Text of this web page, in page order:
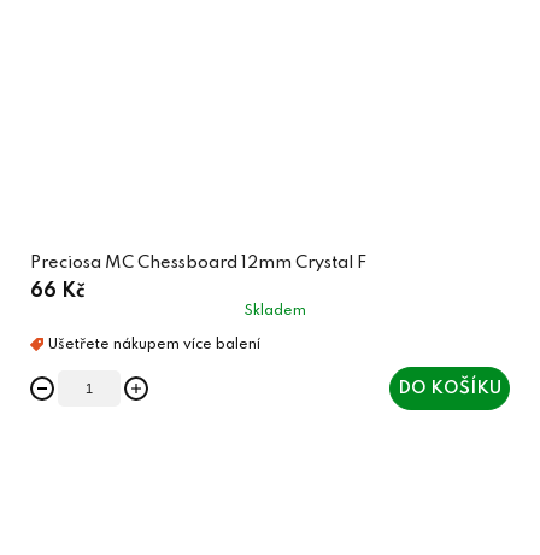
Preciosa MC Chessboard 12mm Crystal F
66 Kč
Skladem
DO KOŠÍKU